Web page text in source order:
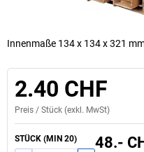
Innenmaße 134 x 134 x 321
2.40 CHF
Preis / Stück (exkl. MwSt)
STÜCK (MIN 20) 48.-